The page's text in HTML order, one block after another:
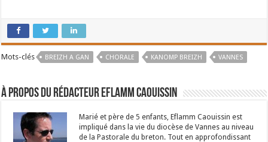
Mots-clés BREIZH A GAN CHORALE KANOMP BREIZH VANNES
À propos du rédacteur Eflamm Caouissin
Marié et père de 5 enfants, Eflamm Caouissin est
impliqué dans la vie du diocèse de Vannes au niveau
de la Pastorale du breton. Tout en approfondissant